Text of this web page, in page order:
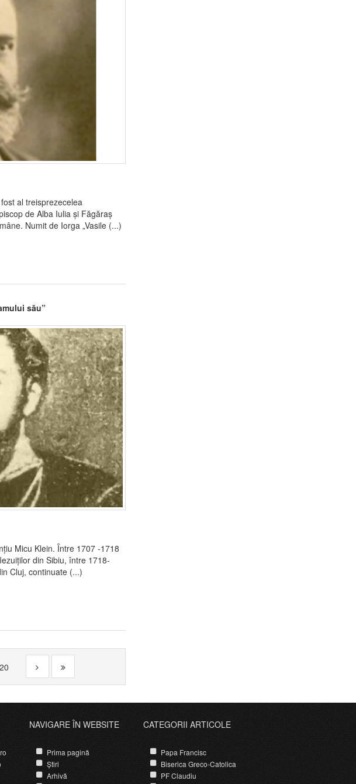
al treisprezecelea
de Alba Iulia și Făgăraș
Numit de Iorga „Vasile (...)
său”
Micu Klein. Între 1707 -1718
din Sibiu, între 1718-
Cluj, continuate (...)
NAVIGARE ÎN WEBSITE
Prima pagină
Știri
Arhivă
CATEGORII ARTICOLE
Papa Francisc
Biserica Greco-Catolica
PF Claudiu